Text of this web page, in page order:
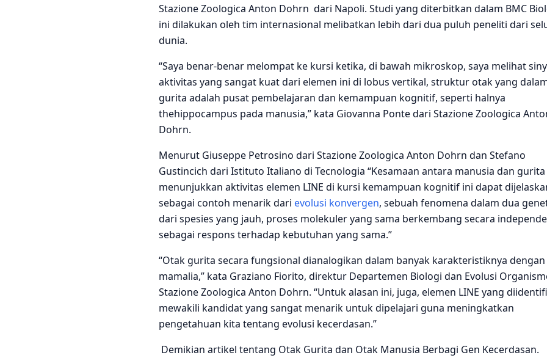
Stazione Zoologica Anton Dohrn dari Napoli. Studi yang diterbitkan dalam BMC
ini dilakukan oleh tim internasional melibatkan lebih dari dua puluh peneliti dari
dunia.
“Saya benar-benar melompat ke kursi ketika, di bawah mikroskop, saya melihat
aktivitas yang sangat kuat dari elemen ini di lobus vertikal, struktur otak yang
gurita adalah pusat pembelajaran dan kemampuan kognitif, seperti halnya
thehippocampus pada manusia,” kata Giovanna Ponte dari Stazione Zoologica
Dohrn.
Menurut Giuseppe Petrosino dari Stazione Zoologica Anton Dohrn dan Stefano
Gustincich dari Istituto Italiano di Tecnologia “Kesamaan antara manusia dan
menunjukkan aktivitas elemen LINE di kursi kemampuan kognitif ini dapat
sebagai contoh menarik dari evolusi konvergen, sebuah fenomena dalam dua
dari spesies yang jauh, proses molekuler yang sama berkembang secara
sebagai respons terhadap kebutuhan yang sama.”
“Otak gurita secara fungsional dianalogikan dalam banyak karakteristiknya dengan
mamalia,” kata Graziano Fiorito, direktur Departemen Biologi dan Evolusi
Stazione Zoologica Anton Dohrn. “Untuk alasan ini, juga, elemen LINE yang
mewakili kandidat yang sangat menarik untuk dipelajari guna meningkatkan
pengetahuan kita tentang evolusi kecerdasan.”
Demikian artikel tentang Otak Gurita dan Otak Manusia Berbagi Gen Kecerdasan.